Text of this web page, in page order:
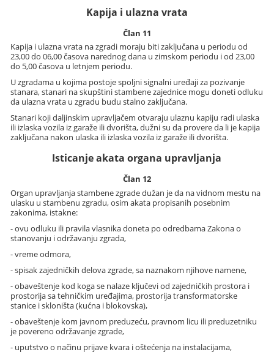
Kapija i ulazna vrata
Član 11
Kapija i ulazna vrata na zgradi moraju biti zaključana u periodu od
23,00 do 06,00 časova narednog dana u zimskom periodu i od 23,00
do 5,00 časova u letnjem periodu.
U zgradama u kojima postoje spoljni signalni uređaji za pozivanje
stanara, stanari na skupštini stambene zajednice mogu doneti odluku
da ulazna vrata u zgradu budu stalno zaključana.
Stanari koji daljinskim upravljačem otvaraju ulaznu kapiju radi ulaska
ili izlaska vozila iz garaže ili dvorišta, dužni su da provere da li je kapija
zaključana nakon ulaska ili izlaska vozila iz garaže ili dvorišta.
Isticanje akata organa upravljanja
Član 12
Organ upravljanja stambene zgrade dužan je da na vidnom mestu na
ulasku u stambenu zgradu, osim akata propisanih posebnim
zakonima, istakne:
- ovu odluku ili pravila vlasnika doneta po odredbama Zakona o
stanovanju i održavanju zgrada,
- vreme odmora,
- spisak zajedničkih delova zgrade, sa naznakom njihove namene,
- obaveštenje kod koga se nalaze ključevi od zajedničkih prostora i
prostorija sa tehničkim uređajima, prostorija transformatorske
stanice i skloništa (kućna i blokovska),
- obaveštenje kom javnom preduzeću, pravnom licu ili preduzetniku
je povereno održavanje zgrade,
- uputstvo o načinu prijave kvara i oštećenja na instalacijama,